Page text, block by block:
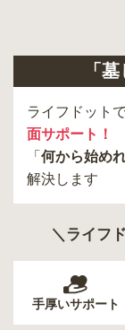
「
ライフドットで
面サポート！
「 何から始め
解決します
＼ライフ
手厚いサポート